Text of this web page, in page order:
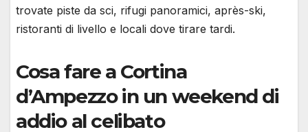
trovate piste da sci, rifugi panoramici, après-ski,
ristoranti di livello e locali dove tirare tardi.
Cosa fare a Cortina
d’Ampezzo in un weekend di
addio al celibato